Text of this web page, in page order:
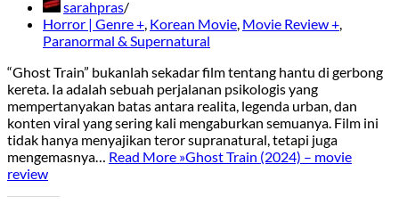
sarahpras
Horror | Genre + Korean Movie Movie Review +
Paranormal & Supernatural
“Ghost Train” bukanlah sekadar film tentang hantu di gerbong
kereta. Ia adalah sebuah perjalanan psikologis yang
mempertanyakan batas antara realita, legenda urban, dan
konten viral yang sering kali mengaburkan semuanya. Film ini
tidak hanya menyajikan teror supranatural, tetapi juga
mengemasnya… Read More »Ghost Train (2024) – movie
review